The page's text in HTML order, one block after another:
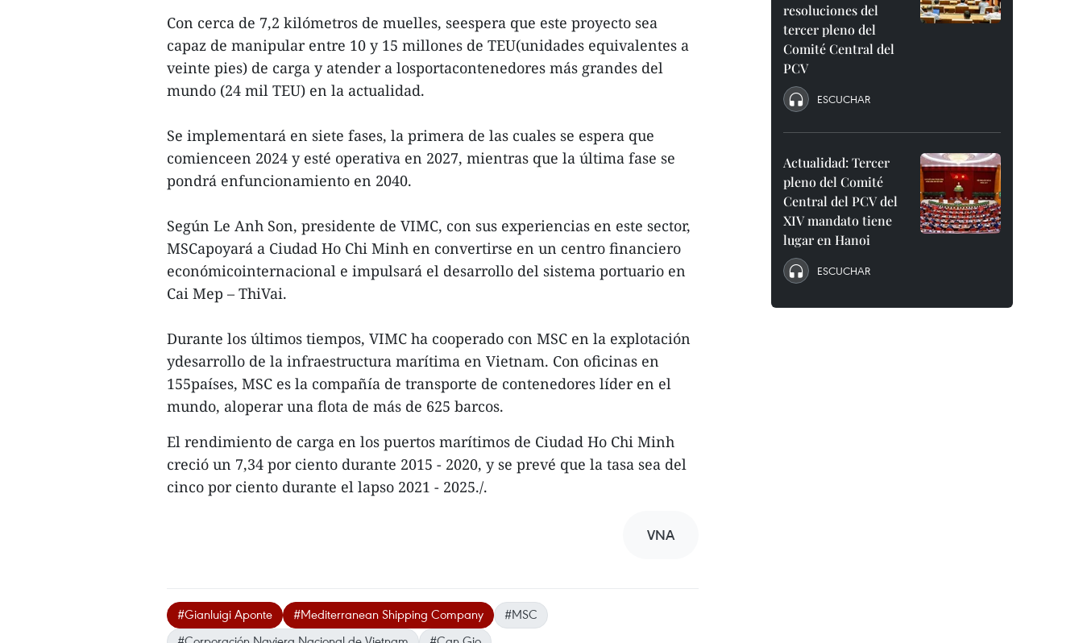
Con cerca de 7,2 kilómetros de muelles, seespera que este proyecto sea
capaz de manipular entre 10 y 15 millones de TEU(unidades equivalentes a
veinte pies) de carga y atender a losportacontenedores más grandes del
mundo (24 mil TEU) en la actualidad.
Se implementará en siete fases, la primera de las cuales se espera que
comienceen 2024 y esté operativa en 2027, mientras que la última fase se
pondrá enfuncionamiento en 2040.
Según Le Anh Son, presidente de VIMC, con sus experiencias en este sector,
MSCapoyará a Ciudad Ho Chi Minh en convertirse en un centro financiero
económicointernacional e impulsará el desarrollo del sistema portuario en
Cai Mep – ThiVai.
Durante los últimos tiempos, VIMC ha cooperado con MSC en la explotación
ydesarrollo de la infraestructura marítima en Vietnam. Con oficinas en
155países, MSC es la compañía de transporte de contenedores líder en el
mundo, aloperar una flota de más de 625 barcos.
El rendimiento de carga en los puertos marítimos de Ciudad Ho Chi Minh
creció un 7,34 por ciento durante 2015 - 2020, y se prevé que la tasa sea del
cinco por ciento durante el lapso 2021 - 2025./.
VNA
#Gianluigi Aponte #Mediterranean Shipping Company
#MSC
resoluciones del
tercer pleno del
Comité Central del
PCV
ESCUCHAR
Actualidad: Tercer
pleno del Comité
Central del PCV del
XIV mandato tiene
lugar en Hanoi
ESCUCHAR